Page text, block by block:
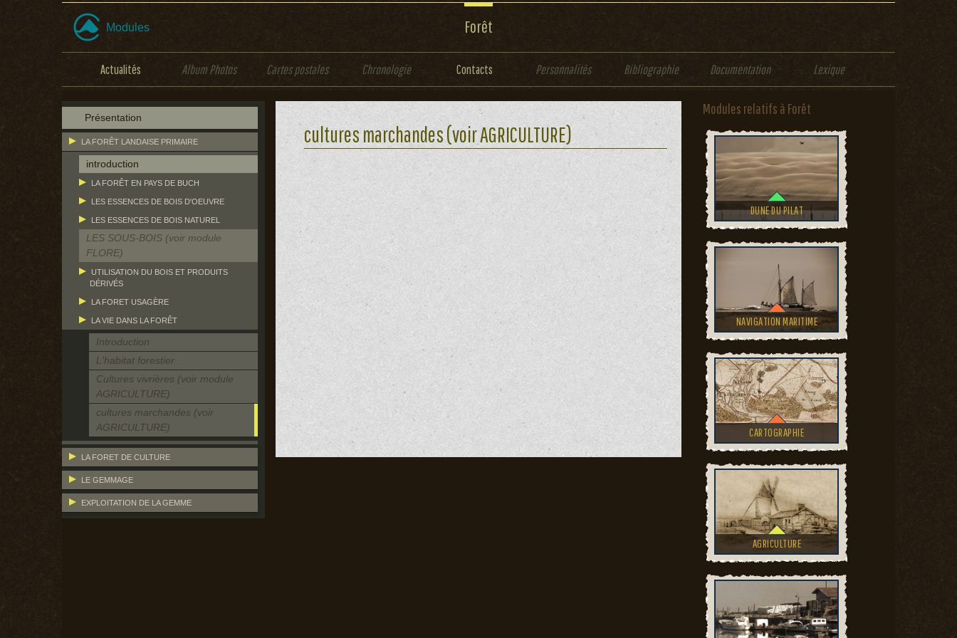
Modules Forêt
Actualités Album Photos Cartes postales Chronologie Contacts Personnalités Bibliographie Documentation Lexique
Présentation
LA FORÊT LANDAISE PRIMAIRE
introduction
LA FORÊT EN PAYS DE BUCH
LES ESSENCES DE BOIS D'OEUVRE
LES ESSENCES DE BOIS NATUREL
LES SOUS-BOIS (voir module
FLORE)
UTILISATION DU BOIS ET PRODUITS
DÉRIVÉS
LA FORET USAGÈRE
LA VIE DANS LA FORÊT
Introduction
L'habitat forestier
Cultures vivrières (voir module
AGRICULTURE)
cultures marchandes (voir
AGRICULTURE)
LA FORET DE CULTURE
LE GEMMAGE
EXPLOITATION DE LA GEMME
cultures marchandes (voir AGRICULTURE)
Modules relatifs à Forêt
DUNE DU PILAT
NAVIGATION MARITIME
CARTOGRAPHIE
AGRICULTURE